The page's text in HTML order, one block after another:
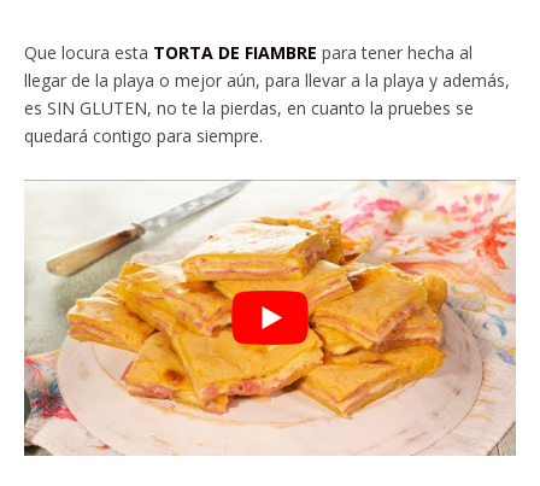
Que locura esta TORTA DE FIAMBRE para tener hecha al
llegar de la playa o mejor aún, para llevar a la playa y además,
es SIN GLUTEN, no te la pierdas, en cuanto la pruebes se
quedará contigo para siempre.